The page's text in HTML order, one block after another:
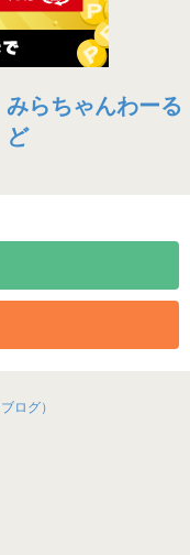
みらちゃんわーる
ど
ログ）